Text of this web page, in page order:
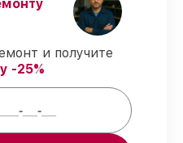
починки–
работ без
гарантия–
после
и получите
-25%